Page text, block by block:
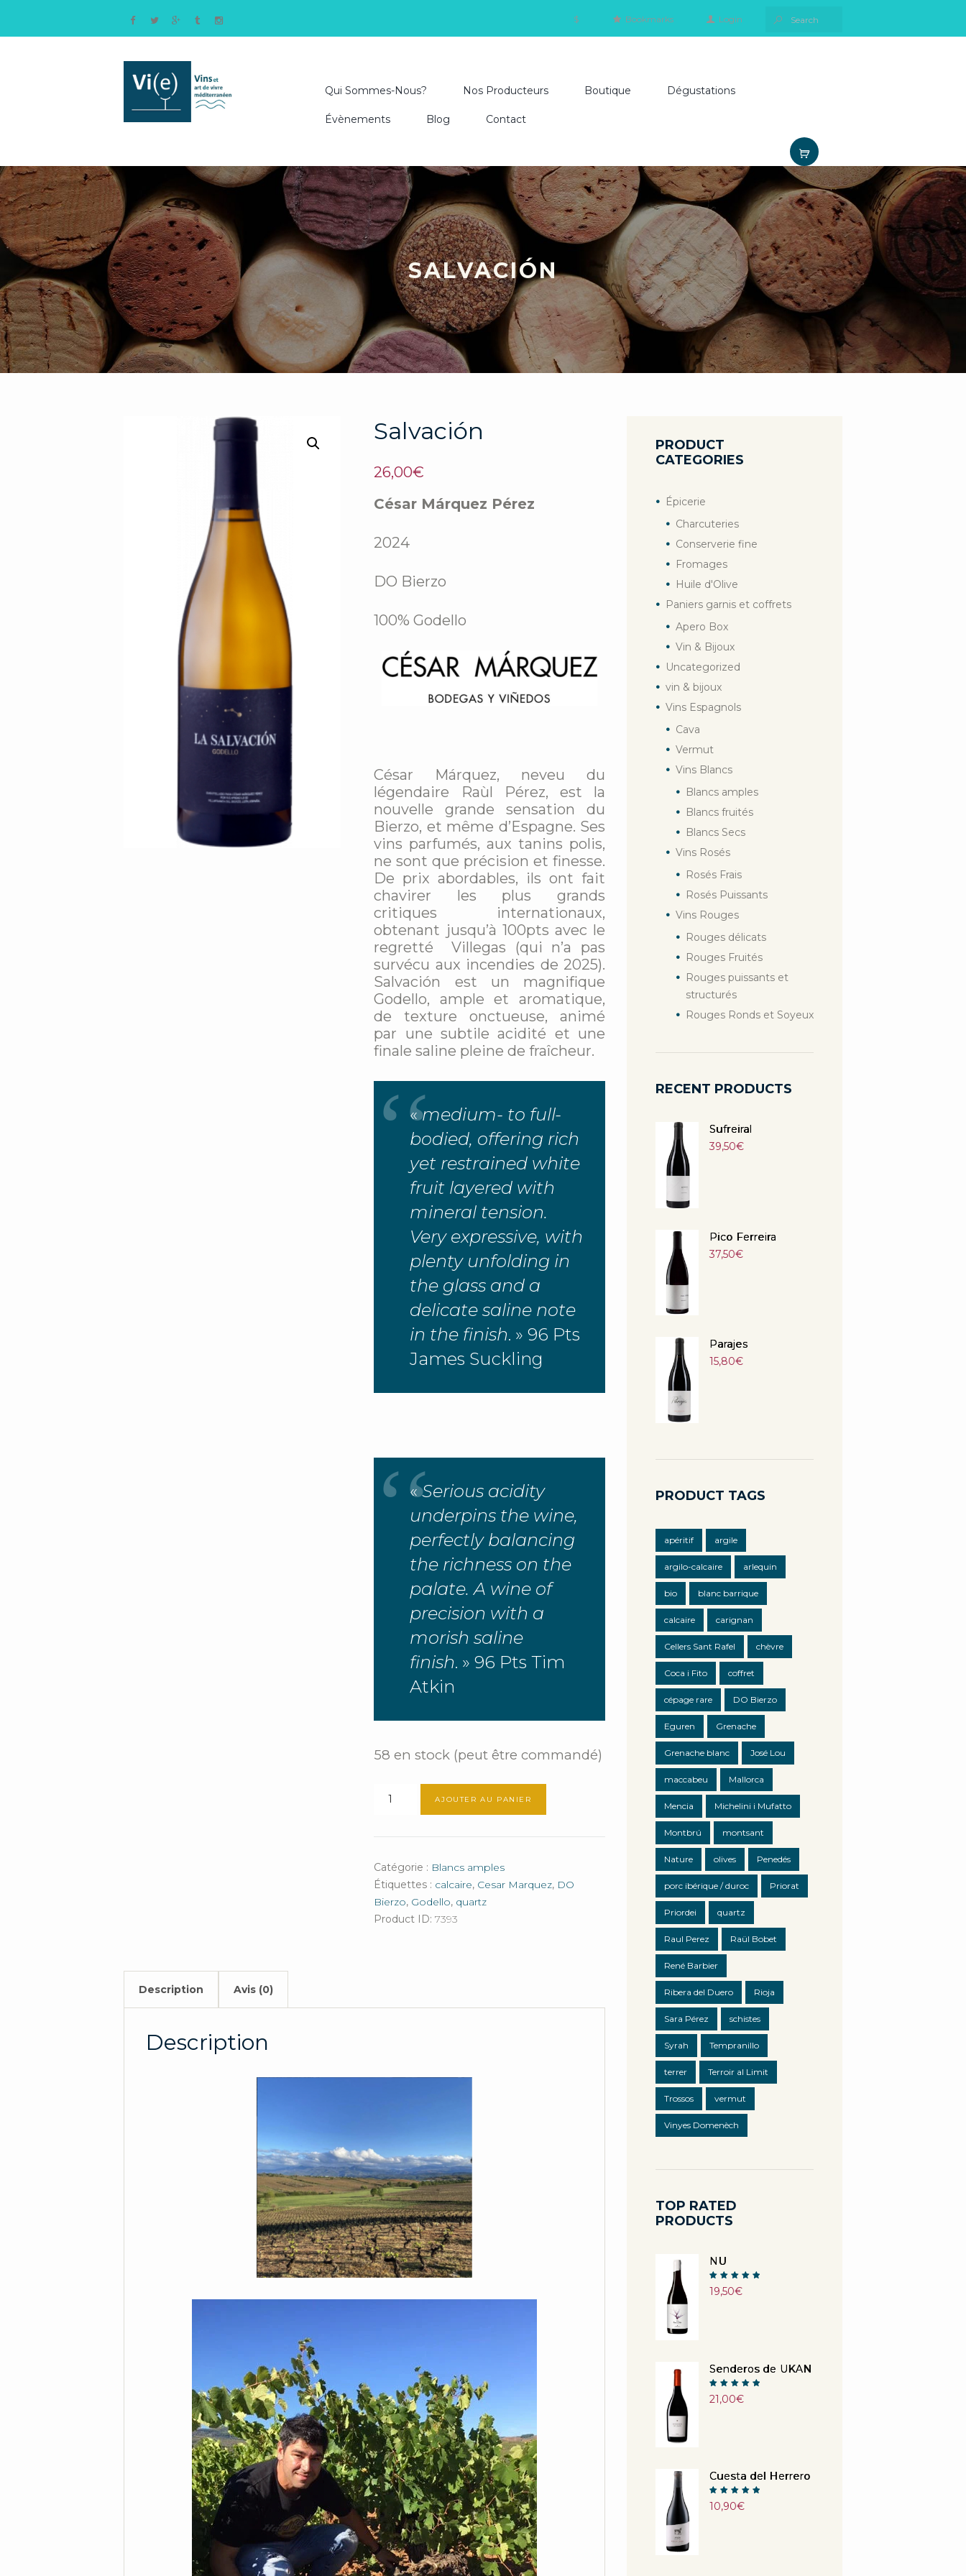
$ Bookmarks Login
Qui Sommes-Nous? Nos Producteurs Boutique Dégustations
Évènements Blog Contact
SALVACIÓN
Salvación
26,00€
César Márquez Pérez
2024
DO Bierzo
100% Godello
César Márquez, neveu du
légendaire Raùl Pérez, est la
nouvelle grande sensation du
Bierzo, et même d’Espagne. Ses
vins parfumés, aux tanins polis,
ne sont que précision et finesse.
De prix abordables, ils ont fait
chavirer les plus grands
critiques internationaux,
obtenant jusqu’à 100pts avec le
regretté Villegas (qui n’a pas
survécu aux incendies de 2025).
Salvación est un magnifique
Godello, ample et aromatique,
de texture onctueuse, animé
par une subtile acidité et une
finale saline pleine de fraîcheur.
«medium- to full-
bodied, offering rich
yet restrained white
fruit layered with
mineral tension.
Very expressive, with
plenty unfolding in
the glass and a
delicate saline note
in the finish. » 96 Pts
James Suckling
«Serious acidity
underpins the wine,
perfectly balancing
the richness on the
palate. A wine of
precision with a
morish saline
finish. » 96 Pts Tim
Atkin
58 en stock (peut être commandé)
quantité
AJOUTER AU PANIER
Catégorie : Blancs amples
Étiquettes : calcaire, Cesar Marquez, DO
Bierzo, Godello, quartz
Product ID:7393
Description Avis (0)
Description
PRODUCT
CATEGORIES
Épicerie
Charcuteries
Conserverie fine
Fromages
Huile d'Olive
Paniers garnis et coffrets
Apero Box
Vin & Bijoux
Uncategorized
vin & bijoux
Vins Espagnols
Cava
Vermut
Vins Blancs
Blancs amples
Blancs fruités
Blancs Secs
Vins Rosés
Rosés Frais
Rosés Puissants
Vins Rouges
Rouges délicats
Rouges Fruités
Rouges puissants et
structurés
Rouges Ronds et Soyeux
RECENT PRODUCTS
Sufreiral
39,50€
Pico Ferreira
37,50€
Parajes
15,80€
PRODUCT TAGS
apéritif argile
argilo-calcaire arlequin
bio blanc barrique
calcaire carignan
Cellers Sant Rafel chèvre
Coca i Fito coffret
cépage rare DO Bierzo
Eguren Grenache
Grenache blanc José Lou
maccabeu Mallorca
Mencia Michelini i Mufatto
Montbrú montsant
Nature olives Penedés
porc ibérique / duroc Priorat
Priordei quartz
Raul Perez Raül Bobet
René Barbier
Ribera del Duero Rioja
Sara Pérez schistes
Syrah Tempranillo
terrer Terroir al Limit
Trossos vermut
Vinyes Domenèch
TOP RATED
PRODUCTS
NU
Note
5.00
19,50€
Senderos de UKAN
5.00
21,00€
Cuesta del Herrero
Note
5.00
10,90€